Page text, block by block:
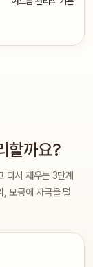
할까요?
다시 채우는 3단계
, 모공에 자극을 덜